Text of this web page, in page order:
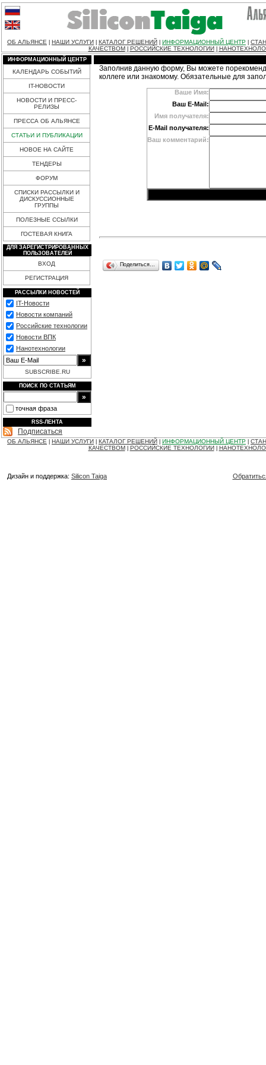
ОБ АЛЬЯНСЕ НАШИ УСЛУГИ КАТАЛОГ РЕШЕНИЙ ИНФОРМАЦИОННЫЙ ЦЕНТР
КАЧЕСТВОМ
РОССИЙСКИЕ ТЕХНОЛОГИИ
ИНФОРМАЦИОННЫЙ ЦЕНТР
КАЛЕНДАРЬ СОБЫТИЙ
IT-НОВОСТИ
НОВОСТИ И ПРЕСС-
РЕЛИЗЫ
ПРЕССА ОБ АЛЬЯНСЕ
СТАТЬИ И ПУБЛИКАЦИИ
НОВОЕ НА САЙТЕ
ТЕНДЕРЫ
ФОРУМ
СПИСКИ РАССЫЛКИ И
ДИСКУССИОННЫЕ
ГРУППЫ
ПОЛЕЗНЫЕ ССЫЛКИ
ГОСТЕВАЯ КНИГА
ДЛЯ ЗАРЕГИСТРИРОВАННЫХ
ПОЛЬЗОВАТЕЛЕЙ
ВХОД
РЕГИСТРАЦИЯ
РАССЫЛКИ НОВОСТЕЙ
IT-Новости
Новости компаний
Российские технологии
Новости ВПК
Нанотехнологии
SUBSCRIBE.RU
ПОИСК ПО СТАТЬЯМ
точная фраза
RSS-ЛЕНТА
Подписаться
Заполнив данную форму, Вы можете
коллеге или знакомому. Обязательные для
Ваше Имя:
Ваш E-Mail:
Имя получателя:
E-Mail получателя:
Ваш комментарий:
Поделиться…
ОБ АЛЬЯНСЕ НАШИ УСЛУГИ КАТАЛОГ РЕШЕНИЙ ИНФОРМАЦИОННЫЙ ЦЕНТР
КАЧЕСТВОМ
РОССИЙСКИЕ ТЕХНОЛОГИИ
Дизайн и поддержка: Silicon Taiga